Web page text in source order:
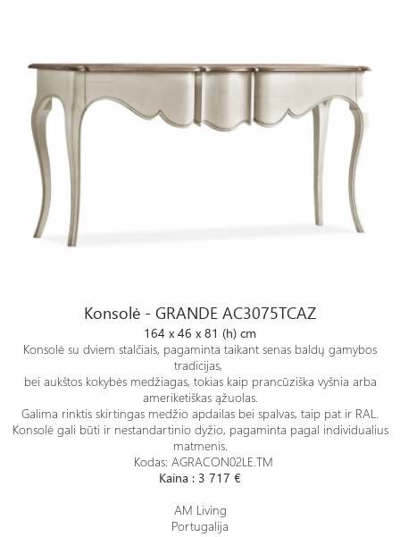
Konsolė - GRANDE AC3075TCAZ
164 x 46 x 81 (h) cm
Konsolė su dviem stalčiais, pagaminta taikant senas baldų gamybos
tradicijas,
bei aukštos kokybės medžiagas, tokias kaip prancūziška vyšnia arba
ameriketiškas ąžuolas.
Galima rinktis skirtingas medžio apdailas bei spalvas, taip pat ir RAL.
Konsolė gali būti ir nestandartinio dyžio, pagaminta pagal individualius
matmenis.
Kodas: AGRACON02LE.TM
Kaina : 3 717 €
AM Living
Portugalija